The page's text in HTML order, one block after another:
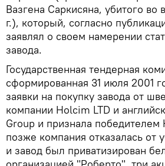
Вазгена Саркисяна, убитого во
г.), который, согласно
заявлял о своем намерении
завода.
Государственная тендерная
сформированная 31 июля 2001
заявки на покупку завода от
компании Holcim LTD и
Group и признала победителем
позже компания отказалась от
и завод был приватизирован